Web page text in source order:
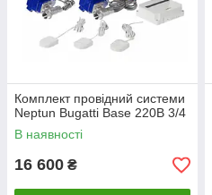
Комплект провідний системи
Neptun Bugatti Base 220B 3/4
В наявності
16 600 ₴